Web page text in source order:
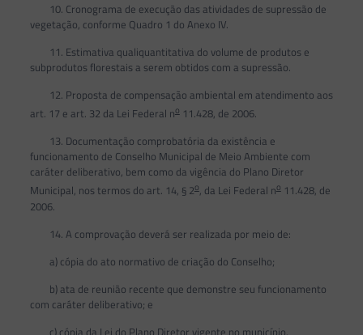
10. Cronograma de execução das atividades de supressão de
vegetação, conforme Quadro 1 do Anexo IV.
11. Estimativa qualiquantitativa do volume de produtos e
subprodutos florestais a serem obtidos com a supressão.
12. Proposta de compensação ambiental em atendimento aos
art. 17 e art. 32 da Lei Federal no11.428, de 2006.
13. Documentação comprobatória da existência e
funcionamento de Conselho Municipal de Meio Ambiente com
caráter deliberativo, bem como da vigência do Plano Diretor
Municipal, nos termos do art. 14, § 2o, da Lei Federal no11.428, de
2006.
14. A comprovação deverá ser realizada por meio de:
a) cópia do ato normativo de criação do Conselho;
b) ata de reunião recente que demonstre seu funcionamento
com caráter deliberativo; e
c) cópia da Lei do Plano Diretor vigente no município.